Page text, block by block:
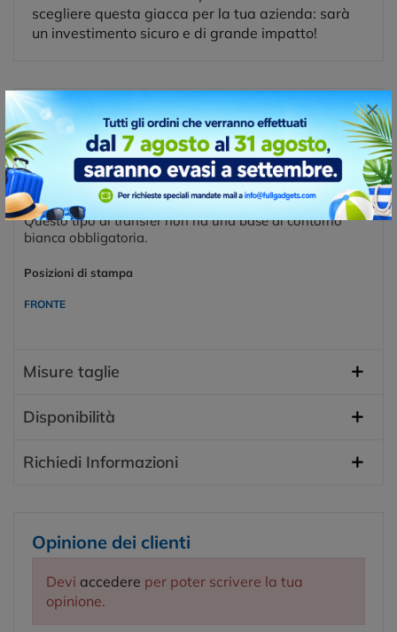
×
scegliere questa giacca per la tua azienda: sarà
un investimento sicuro e di grande impatto!
Posizioni e tecniche di stampa
TRANSFER DIGITALE DTF
Transfer digitale DTF, è una tecnica moderna molto utile
quando si devono stampare pochi pezzi a tanti colori.
Questo tipo di transfer non ha una base di contorno
bianca obbligatoria.
Posizioni di stampa
FRONTE
Misure taglie
Disponibilità
Richiedi Informazioni
Opinione dei clienti
Devi accedere per poter scrivere la tua
opinione.